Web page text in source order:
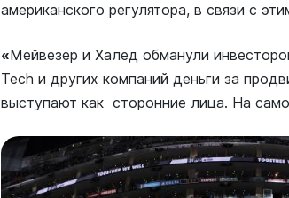
американского регулятора, в связи с
«Мейвезер и Халед обманули
Tech и других компаний деньги за
выступают как сторонние лица. На